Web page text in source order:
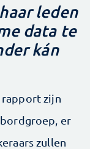
leden
data te
kán
rapport zijn
er
zullen